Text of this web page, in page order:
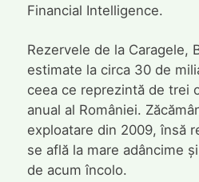
Financial Intelligence.
Rezervele de la Caragele,
estimate la circa 30 de
ceea ce reprezintă de trei
anual al României.
exploatare din 2009, însă
se află la mare adâncime
de acum încolo.